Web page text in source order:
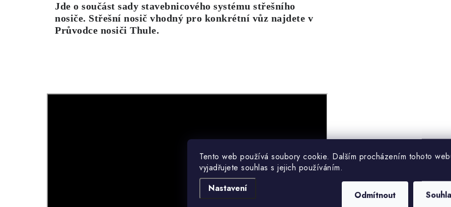
Tento web používá soubory cookie. Dalším procházením tohoto
vyjadřujete souhlas s jejich používáním.
Nastavení
Odmítnout
Jde o součást sady stavebnicového systému střešního
nosiče. Střešní nosič vhodný pro konkrétní vůz najdete v
Průvodce nosiči Thule.